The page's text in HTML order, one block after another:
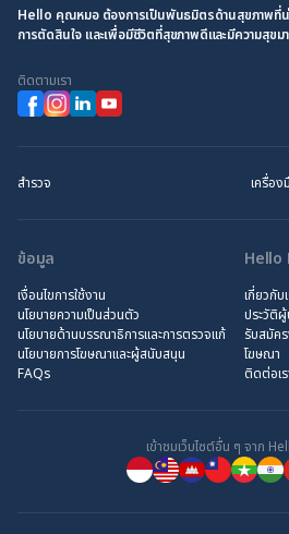
Hello คุณหมอ ต้องการเป็นพันธมิตรด้านสุขภาพที่
การตัดสินใจ และเพื่อมีชีวิตที่สุขภาพดีและมีความสุขม
ติดตามเรา
สำรวจ เครื่อ
ข้อมูล
เงื่อนไขการใช้งาน
นโยบายความเป็นส่วนตัว
นโยบายด้านบรรณาธิการและการตรวจแก้
นโยบายการโฆษณาและผู้สนับสนุน
FAQs
Hello
เกี่ยวกับ
ประวัติ
รับสมัค
โฆษณา
ติดต่อเร
เข้าชมเว็บไซต์อื่น ๆ จาก